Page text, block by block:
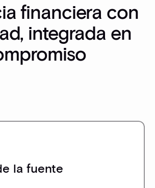
financiera con
integrada en
la fuente